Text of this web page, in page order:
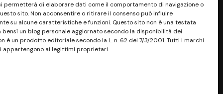
permetterà di elaborare dati come il comportamento di navigazione o
sito. Non acconsentire o ritirare il consenso può influire
su alcune caratteristiche e funzioni. Questo sito non è una testata
bensì un blog personale aggiornato secondo la disponibilità dei
è un prodotto editoriale secondo la L. n. 62 del 7/3/2001. Tutti i marchi
appartengono ai legittimi proprietari.
e la reperibilità dei materiali.
i marchi riportati appartengono ai